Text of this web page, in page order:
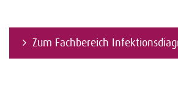
Zum Fachbereich